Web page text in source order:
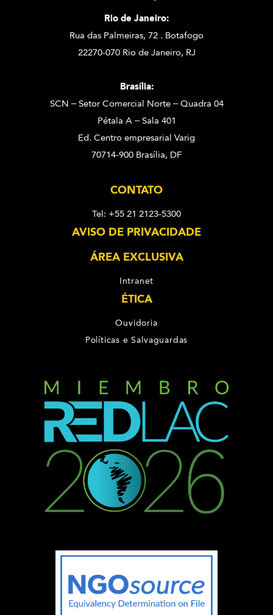
Rio de Janeiro:
Rua das Palmeiras, 72 . Botafogo
22270-070 Rio de Janeiro, RJ
Brasília:
SCN – Setor Comercial Norte – Quadra 04
Pétala A – Sala 401
Ed. Centro empresarial Varig
70714-900 Brasília, DF
CONTATO
Tel: +55 21 2123-5300
AVISO DE PRIVACIDADE
ÁREA EXCLUSIVA
Intranet
ÉTICA
Ouvidoria
Políticas e Salvaguardas